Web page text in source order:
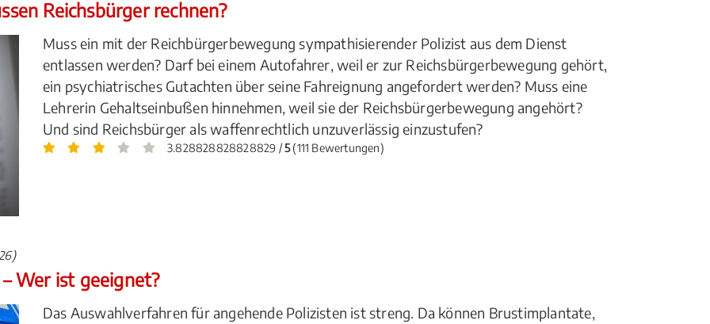
Reichsbürger rechnen?
Muss ein mit der Reichbürgerbewegung sympathisierender Polizist aus dem Dienst
entlassen werden? Darf bei einem Autofahrer, weil er zur Reichsbürgerbewegung gehört,
ein psychiatrisches Gutachten über seine Fahreignung angefordert werden? Muss eine
Lehrerin Gehaltseinbußen hinnehmen, weil sie der Reichsbürgerbewegung angehört?
Und sind Reichsbürger als waffenrechtlich unzuverlässig einzustufen?
3.828828828828829 /5(111 Bewertungen)
Wer ist geeignet?
Das Auswahlverfahren für angehende Polizisten ist streng. Da können Brustimplantate,